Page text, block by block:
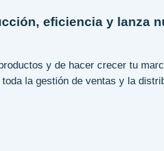
eficiencia y lanza
y de hacer crecer tu
la gestión de ventas y la